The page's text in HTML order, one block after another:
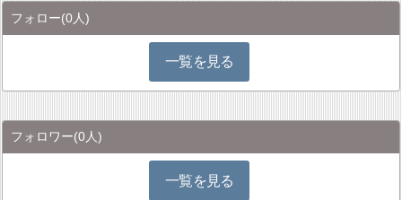
フォロー(0人)
一覧を見る
フォロワー(0人)
一覧を見る